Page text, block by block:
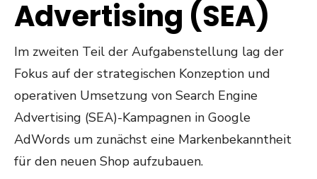
Advertising (SEA)
Im zweiten Teil der Aufgabenstellung lag der
Fokus auf der strategischen Konzeption und
operativen Umsetzung von Search Engine
Advertising (SEA)-Kampagnen in Google
AdWords um zunächst eine Markenbekanntheit
für den neuen Shop aufzubauen.